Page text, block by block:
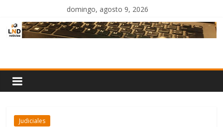
contenido
domingo, agosto 9, 2026
Noticias
Judiciales